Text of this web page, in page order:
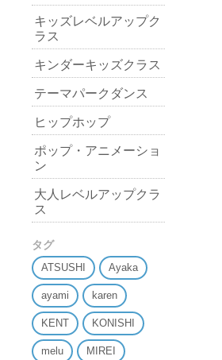
キッズレベルアップク
ラス
キンダーキッズクラス
テーマパークダンス
ヒップホップ
ポップ・アニメーショ
ン
大人レベルアップクラ
ス
タグ
ATSUSHI Ayaka
ayami karen
KENT KONISHI
melu MIREI